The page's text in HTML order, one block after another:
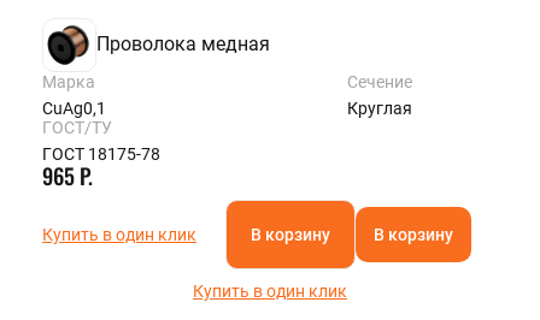
Проволока медная
Марка
CuAg0,1
Сечение
Круглая
ГОСТ/ТУ
ГОСТ 18175-78
965 Р.
Купить в один клик В корзину В корзину
Купить в один клик